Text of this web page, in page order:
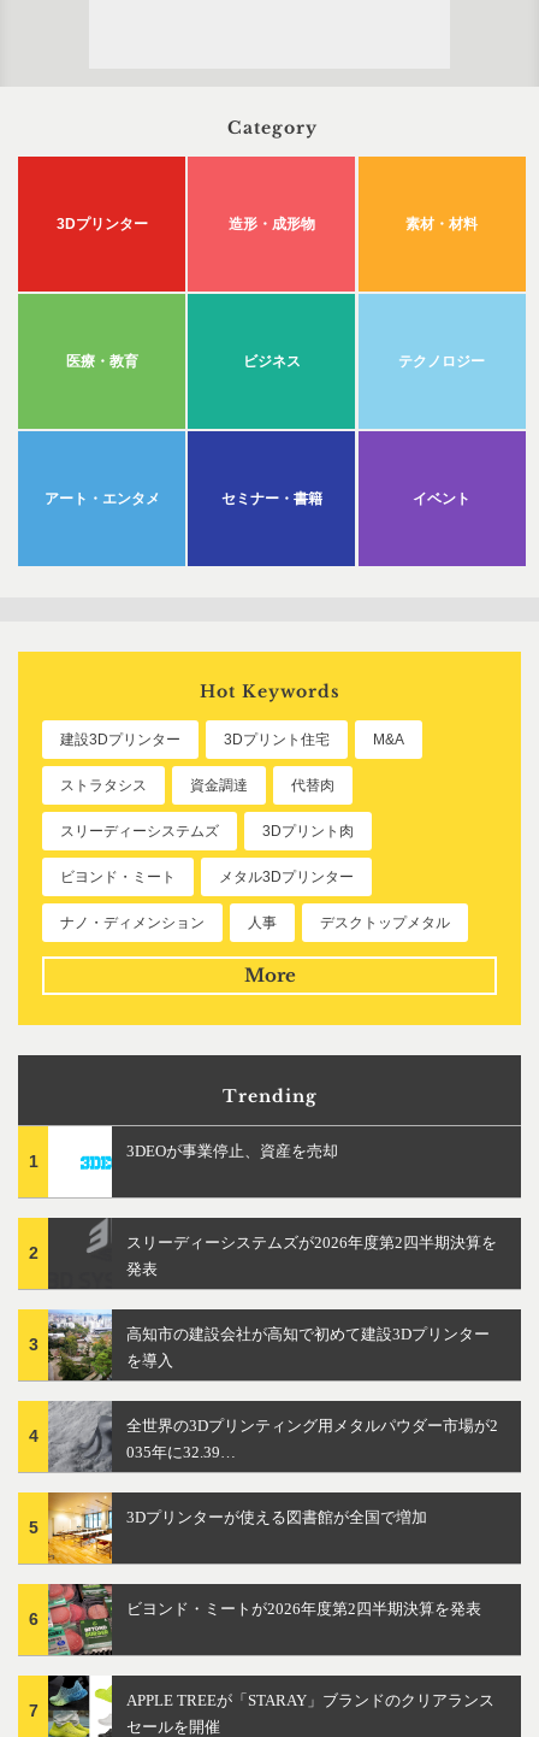
Category
3Dプリンター 造形・成形物 素材・材料
医療・教育 ビジネス テクノロジー
アート・エンタメ セミナー・書籍 イベント
Hot Keywords
建設3Dプリンター 3Dプリント住宅 M&A
ストラタシス 資金調達 代替肉
スリーディーシステムズ 3Dプリント肉
ビヨンド・ミート メタル3Dプリンター
ナノ・ディメンション 人事 デスクトップメタル
More
Trending
1
3DEOが事業停止、資産を売却
2
スリーディーシステムズが2026年度第2四半期決算を
発表
3
高知市の建設会社が高知で初めて建設3Dプリンター
を導入
4
全世界の3Dプリンティング用メタルパウダー市場が2
035年に32.39…
5
3Dプリンターが使える図書館が全国で増加
6
ビヨンド・ミートが2026年度第2四半期決算を発表
7
APPLE TREEが「STARAY」ブランドのクリアランス
セールを開催